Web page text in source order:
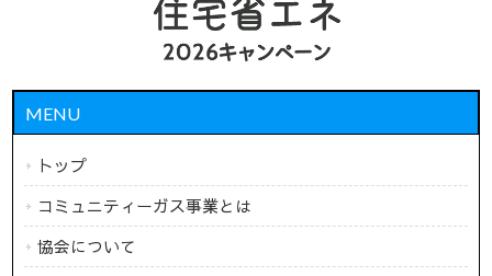
MENU
トップ
コミュニティーガス事業とは
協会について